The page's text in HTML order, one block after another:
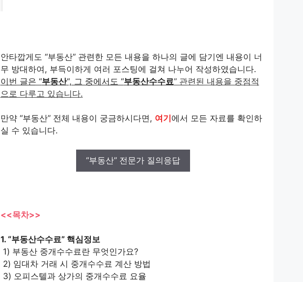
안타깝게도 “부동산” 관련한 모든 내용을 하나의 글에 담기엔 내용이 너
무 방대하여, 부득이하게 여러 포스팅에 걸쳐 나누어 작성하였습니다.
이번 글은 “부동산“, 그 중에서도 “부동산수수료” 관련된 내용을 중점적
으로 다루고 있습니다.
만약 “부동산” 전체 내용이 궁금하시다면, 여기 에서 모든 자료를 확인하
실 수 있습니다.
“부동산” 전문가 질의응답
<<목차>>
1. “부동산수수료” 핵심정보
1) 부동산 중개수수료란 무엇인가요?
2) 임대차 거래 시 중개수수료 계산 방법
3) 오피스텔과 상가의 중개수수료 요율